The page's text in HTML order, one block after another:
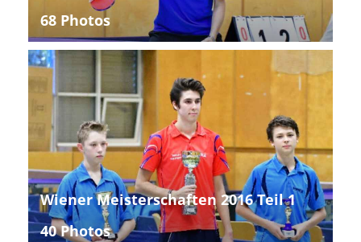
68 Photos
Wiener Meisterschaften 2016 Teil 1
40 Photos